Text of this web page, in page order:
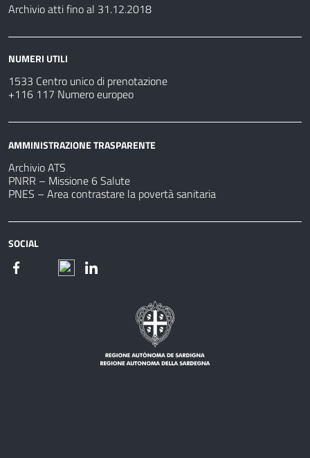
Archivio atti fino al 31.12.2018
NUMERI UTILI
1533 Centro unico di prenotazione
+116 117 Numero europeo
AMMINISTRAZIONE TRASPARENTE
Archivio ATS
PNRR – Missione 6 Salute
PNES – Area contrastare la povertà sanitaria
SOCIAL